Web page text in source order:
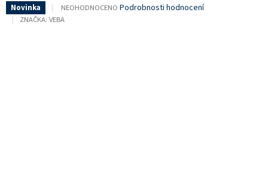
Novinka
PRŮMĚRNÉ
HODNOCENÍ
NEOHODNOCENO Podrobnosti hodnocení
ZNAČKA: VEBA